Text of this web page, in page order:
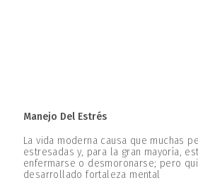
Manejo Del Estrés
La vida moderna causa que muchas
estresadas y, para la gran mayoría,
enfermarse o desmoronarse; pero
desarrollado fortaleza mental